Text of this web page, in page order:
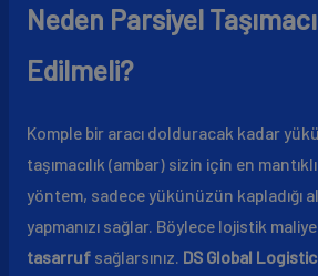
Neden Parsiyel
Edilmeli?
Komple bir aracı dolduracak kadar
taşımacılık (ambar) sizin için en
yöntem, sadece yükünüzün kapladığı
yapmanızı sağlar. Böylece lojistik
tasarrufsağlarsınız. DS Global